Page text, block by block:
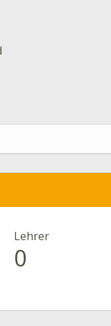
Lehrer
0